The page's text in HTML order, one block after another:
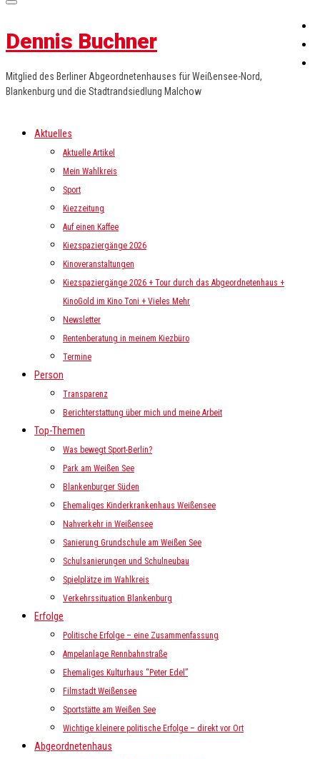
Dennis Buchner
Mitglied des Berliner Abgeordnetenhauses für Weißensee-Nord,
Blankenburg und die Stadtrandsiedlung Malchow
Aktuelles
Aktuelle Artikel
Mein Wahlkreis
Sport
Kiezzeitung
Auf einen Kaffee
Kiezspaziergänge 2026
Kinoveranstaltungen
Kiezspaziergänge 2026 + Tour durch das Abgeordnetenhaus +
KinoGold im Kino Toni + Vieles Mehr
Newsletter
Rentenberatung in meinem Kiezbüro
Termine
Person
Transparenz
Berichterstattung über mich und meine Arbeit
Top-Themen
Was bewegt Sport-Berlin?
Park am Weißen See
Blankenburger Süden
Ehemaliges Kinderkrankenhaus Weißensee
Nahverkehr in Weißensee
Sanierung Grundschule am Weißen See
Schulsanierungen und Schulneubau
Spielplätze im Wahlkreis
Verkehrssituation Blankenburg
Erfolge
Politische Erfolge – eine Zusammenfassung
Ampelanlage Rennbahnstraße
Ehemaliges Kulturhaus “Peter Edel”
Filmstadt Weißensee
Sportstätte am Weißen See
Wichtige kleinere politische Erfolge – direkt vor Ort
Abgeordnetenhaus